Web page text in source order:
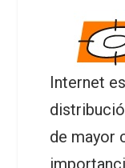
Internet
de mayor